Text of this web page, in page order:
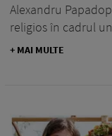
Alexandru
religios în cadrul
+ MAI MULTE